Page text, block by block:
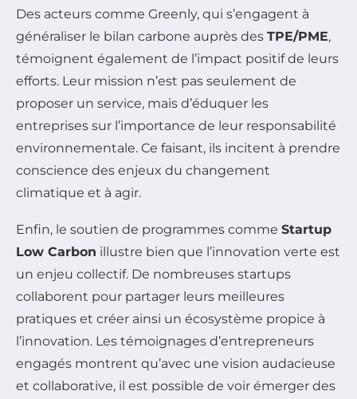
Des acteurs comme Greenly, qui s’engagent à
généraliser le bilan carbone auprès des TPE/PME,
témoignent également de l’impact positif de leurs
efforts. Leur mission n’est pas seulement de
proposer un service, mais d’éduquer les
entreprises sur l’importance de leur responsabilité
environnementale. Ce faisant, ils incitent à prendre
conscience des enjeux du changement
climatique et à agir.
Enfin, le soutien de programmes comme Startup
Low Carbon illustre bien que l’innovation verte est
un enjeu collectif. De nombreuses startups
collaborent pour partager leurs meilleures
pratiques et créer ainsi un écosystème propice à
l’innovation. Les témoignages d’entrepreneurs
engagés montrent qu’avec une vision audacieuse
et collaborative, il est possible de voir émerger des